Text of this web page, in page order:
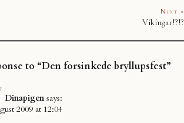
Next »
Víkíngar!?!?
to “Den forsinkede bryllupsfest”
Dinapigen says:
2009 at 12:04